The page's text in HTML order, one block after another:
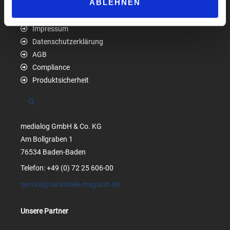
ABLEHNEN
Impressum
Datenschutzerklärung
AGB
Compliance
Produktsicherheit
Suchen
medialog GmbH & Co. KG
Am Bollgraben 1
76534 Baden-Baden
Telefon: +49 (0) 72 25 606-00
service@tankstelle-magazin.de
Unsere Partner